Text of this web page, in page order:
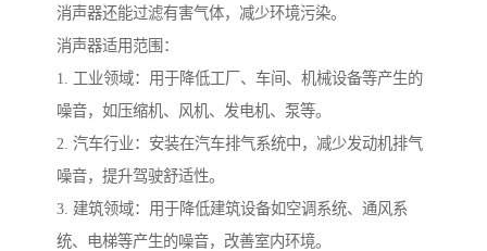
消声器还能过滤有害气体，减少环境污染。
消声器适用范围：
1. 工业领域：用于降低工厂、车间、机械设备等产生的
噪音，如压缩机、风机、发电机、泵等。
2. 汽车行业：安装在汽车排气系统中，减少发动机排气
噪音，提升驾驶舒适性。
3. 建筑领域：用于降低建筑设备如空调系统、通风系
统、电梯等产生的噪音，改善室内环境。